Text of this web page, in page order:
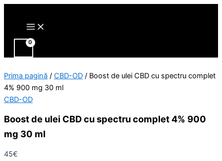
Skip
content
Main
Prima pagină / CBD-OD / Boost de ulei CBD cu spectru complet
4% 900 mg 30 ml
CBD-OD
Boost de ulei CBD cu spectru complet 4% 900
mg 30 ml
45€
Cantitate
complet
4%
900
mg
ml